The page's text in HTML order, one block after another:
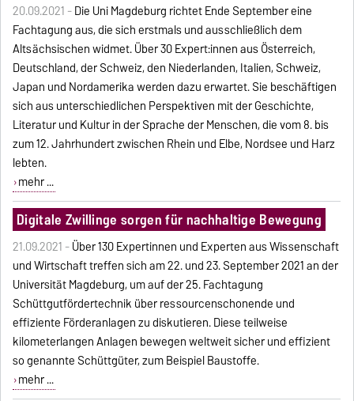
20.09.2021 -Die Uni Magdeburg richtet Ende September eine
Fachtagung aus, die sich erstmals und ausschließlich dem
Altsächsischen widmet. Über 30 Expert:innen aus Österreich,
Deutschland, der Schweiz, den Niederlanden, Italien, Schweiz,
Japan und Nordamerika werden dazu erwartet. Sie beschäftigen
sich aus unterschiedlichen Perspektiven mit der Geschichte,
Literatur und Kultur in der Sprache der Menschen, die vom 8. bis
zum 12. Jahrhundert zwischen Rhein und Elbe, Nordsee und Harz
lebten.
mehr ...
Digitale Zwillinge sorgen für nachhaltige Bewegung
21.09.2021 -Über 130 Expertinnen und Experten aus Wissenschaft
und Wirtschaft treffen sich am 22. und 23. September 2021 an der
Universität Magdeburg, um auf der 25. Fachtagung
Schüttgutfördertechnik über ressourcenschonende und
effiziente Förderanlagen zu diskutieren. Diese teilweise
kilometerlangen Anlagen bewegen weltweit sicher und effizient
so genannte Schüttgüter, zum Beispiel Baustoffe.
mehr ...